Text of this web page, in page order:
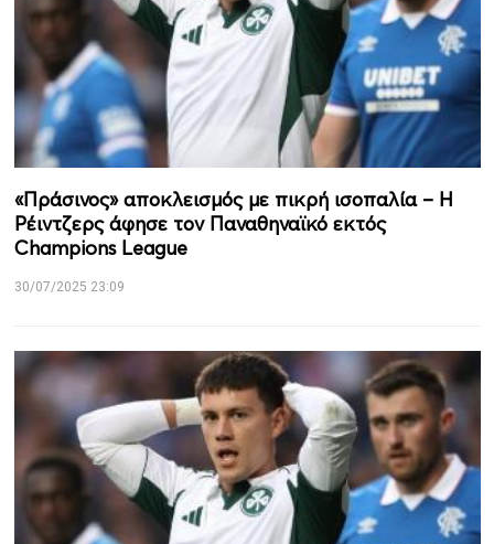
«Πράσινος» αποκλεισμός με πικρή ισοπαλία – Η
Ρέιντζερς άφησε τον Παναθηναϊκό εκτός
Champions League
30/07/2025 23:09